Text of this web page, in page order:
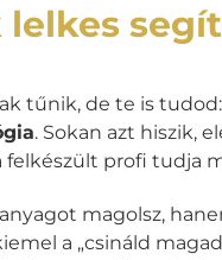
lelkes
tűnik, de te is
. Sokan azt hiszik,
felkészült profi tudja
magolsz,
a „csináld